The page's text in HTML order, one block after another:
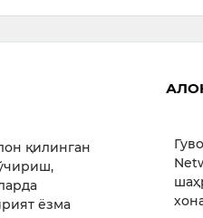
қилинган
ёзма